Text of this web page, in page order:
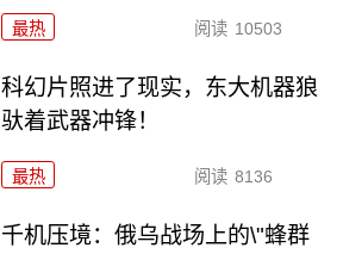
最热 阅读 10503
科幻片照进了现实，东大机器狼
驮着武器冲锋！
最热 阅读 8136
千机压境：俄乌战场上的\"蜂群